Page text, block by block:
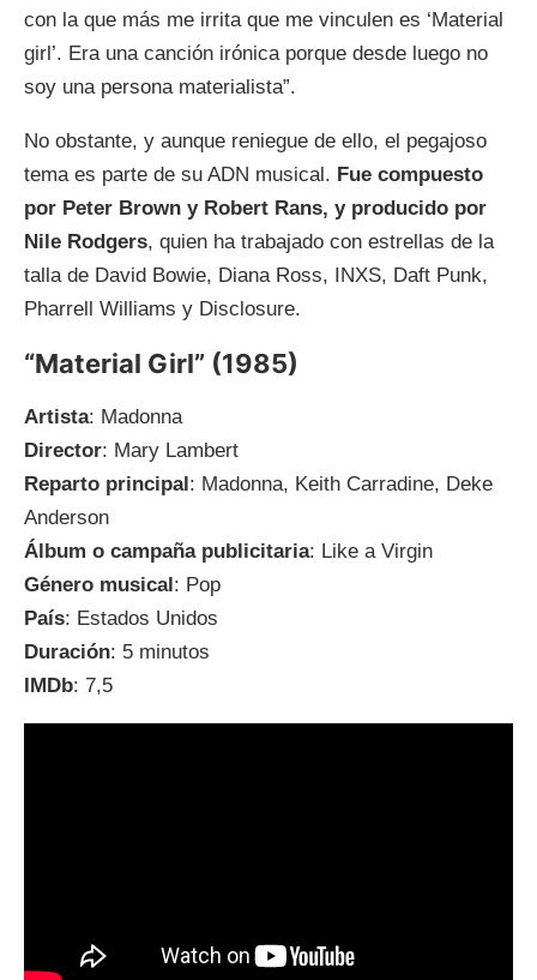
con la que más me irrita que me vinculen es ‘Material
girl’. Era una canción irónica porque desde luego no
soy una persona materialista”.
No obstante, y aunque reniegue de ello, el pegajoso
tema es parte de su ADN musical. Fue compuesto
por Peter Brown y Robert Rans, y producido por
Nile Rodgers, quien ha trabajado con estrellas de la
talla de David Bowie, Diana Ross, INXS, Daft Punk,
Pharrell Williams y Disclosure.
“Material Girl” (1985)
Artista: Madonna
Director: Mary Lambert
Reparto principal : Madonna, Keith Carradine, Deke
Anderson
Álbum o campaña publicitaria: Like a Virgin
Género musical : Pop
País: Estados Unidos
Duración: 5 minutos
IMDb: 7,5